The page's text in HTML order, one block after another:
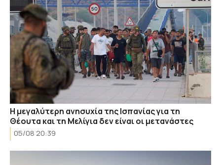
Η μεγαλύτερη ανησυχία της Ισπανίας για τη
Θέουτα και τη Μελίγια δεν είναι οι μετανάστες
05/08 20:39